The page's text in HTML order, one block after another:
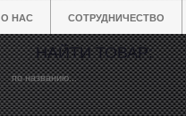
О НАС СОТРУДНИЧЕСТВО
НАЙТИ ТОВАР: